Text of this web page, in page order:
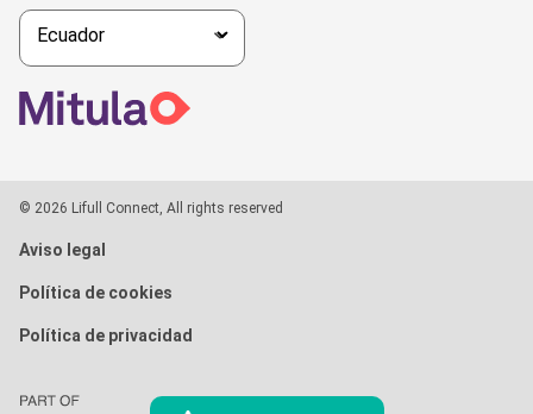
© 2026 Lifull Connect, All rights reserved
Aviso legal
Política de cookies
Política de privacidad